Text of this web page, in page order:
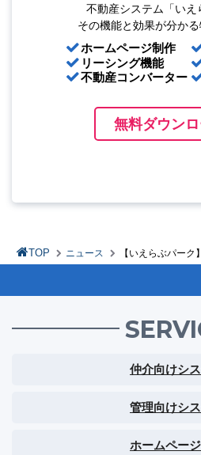
不動産システム「いえ
その機能と効果が分かる
ホームページ制作
リーシング機能
不動産コンバーター
無料ダウン
TOP ニュース 【いえらぶパー
仲介向けシ
管理向けシ
ホームペー